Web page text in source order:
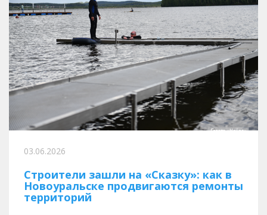
03.06.2026
Строители зашли на «Сказку»: как в
Новоуральске продвигаются ремонты
территорий